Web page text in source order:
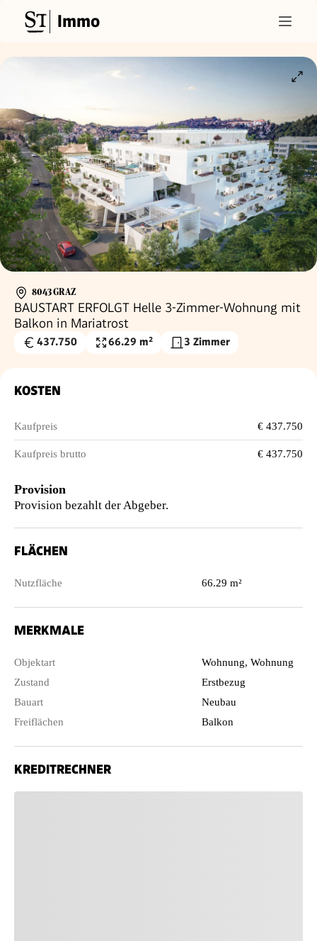
Immo
8043 GRAZ
BAUSTART ERFOLGT Helle 3-Zimmer-Wohnung mit
Balkon in Mariatrost
Kaufpreis
437.750
Nutzfläche
66.29 m² 3 Zimmer
KOSTEN
Kaufpreis € 437.750
Kaufpreis brutto € 437.750
Provision
Provision bezahlt der Abgeber.
FLÄCHEN
Nutzfläche 66.29 m²
MERKMALE
Objektart
Wohnung, Wohnung
Zustand
Erstbezug
Bauart
Neubau
Freiflächen
Balkon
KREDITRECHNER